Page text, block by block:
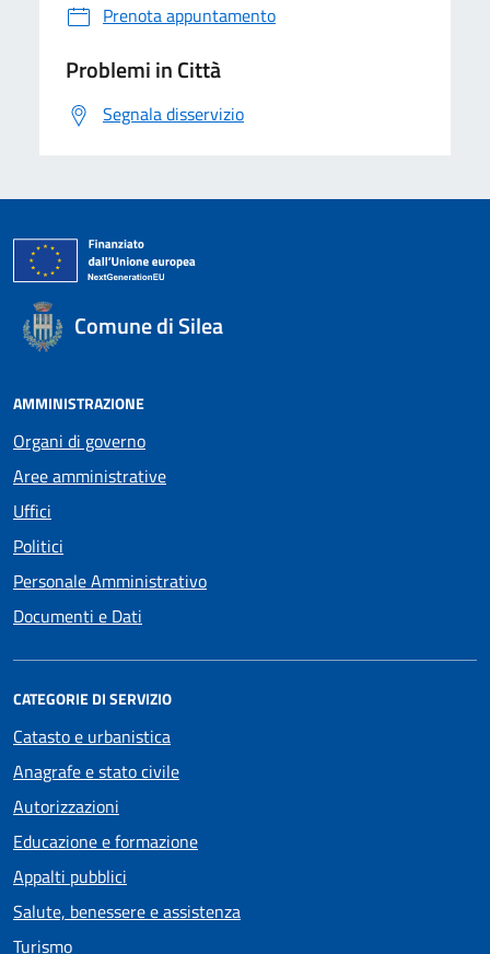
Prenota appuntamento
Problemi in Città
Segnala disservizio
Comune di Silea
AMMINISTRAZIONE
Organi di governo
Aree amministrative
Uffici
Politici
Personale Amministrativo
Documenti e Dati
CATEGORIE DI SERVIZIO
Catasto e urbanistica
Anagrafe e stato civile
Autorizzazioni
Educazione e formazione
Appalti pubblici
Salute, benessere e assistenza
Turismo